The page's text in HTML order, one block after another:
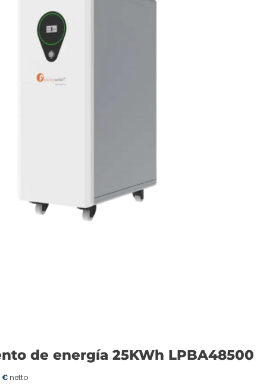
de energía 25KWh LPBA48500
€netto